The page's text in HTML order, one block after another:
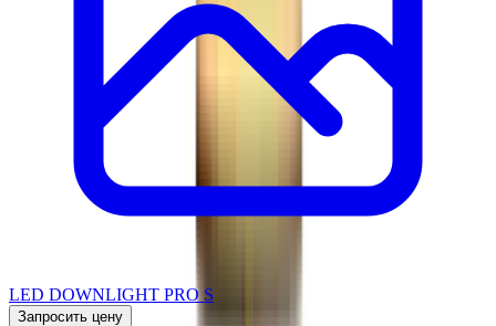
LED DOWNLIGHT PRO S
Запросить цену